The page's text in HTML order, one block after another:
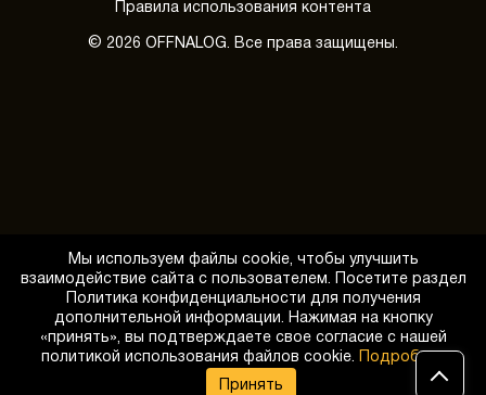
Правила использования контента
© 2026 OFFNALOG. Все права защищены.
Обратный звонок
Мы используем файлы cookie, чтобы улучшить
взаимодействие сайта с пользователем. Посетите раздел
Политика конфиденциальности для получения
дополнительной информации. Нажимая на кнопку
«принять», вы подтверждаете свое согласие с нашей
политикой использования файлов cookie.
Подробнее
Принять